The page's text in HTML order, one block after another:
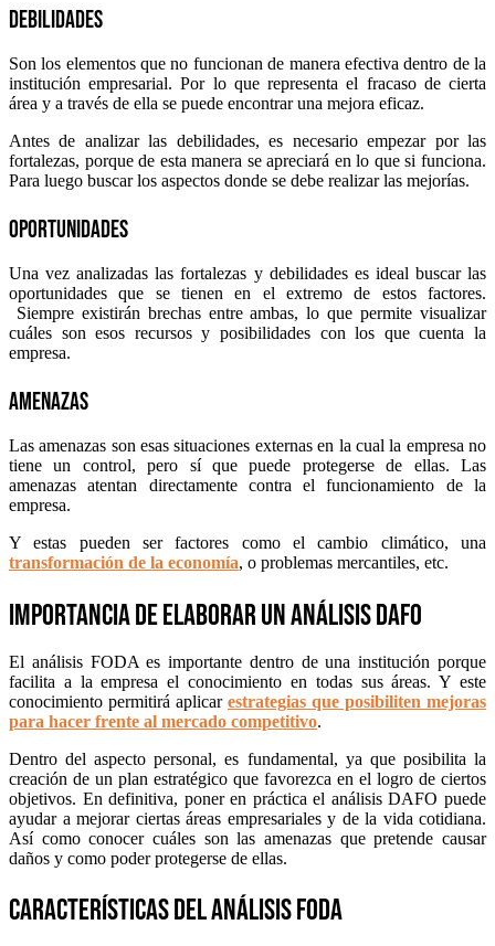
Debilidades
Son los elementos que no funcionan de manera efectiva dentro de la
institución empresarial. Por lo que representa el fracaso de cierta
área y a través de ella se puede encontrar una mejora eficaz.
Antes de analizar las debilidades, es necesario empezar por las
fortalezas, porque de esta manera se apreciará en lo que si funciona.
Para luego buscar los aspectos donde se debe realizar las mejorías.
Oportunidades
Una vez analizadas las fortalezas y debilidades es ideal buscar las
oportunidades que se tienen en el extremo de estos factores.
Siempre existirán brechas entre ambas, lo que permite visualizar
cuáles son esos recursos y posibilidades con los que cuenta la
empresa.
Amenazas
Las amenazas son esas situaciones externas en la cual la empresa no
tiene un control, pero sí que puede protegerse de ellas. Las
amenazas atentan directamente contra el funcionamiento de la
empresa.
Y estas pueden ser factores como el cambio climático, una
transformación de la economía, o problemas mercantiles, etc.
Importancia de elaborar un análisis DAFO
El análisis FODA es importante dentro de una institución porque
facilita a la empresa el conocimiento en todas sus áreas. Y este
conocimiento permitirá aplicar estrategias que posibiliten mejoras
para hacer frente al mercado competitivo.
Dentro del aspecto personal, es fundamental, ya que posibilita la
creación de un plan estratégico que favorezca en el logro de ciertos
objetivos. En definitiva, poner en práctica el análisis DAFO puede
ayudar a mejorar ciertas áreas empresariales y de la vida cotidiana.
Así como conocer cuáles son las amenazas que pretende causar
daños y como poder protegerse de ellas.
Características del análisis FODA